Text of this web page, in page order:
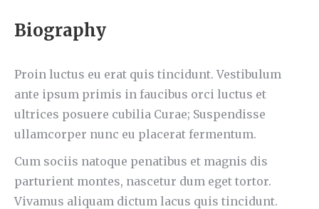
Biography
Proin luctus eu erat quis tincidunt. Vestibulum
ante ipsum primis in faucibus orci luctus et
ultrices posuere cubilia Curae; Suspendisse
ullamcorper nunc eu placerat fermentum.
Cum sociis natoque penatibus et magnis dis
parturient montes, nascetur dum eget tortor.
Vivamus aliquam dictum lacus quis tincidunt.